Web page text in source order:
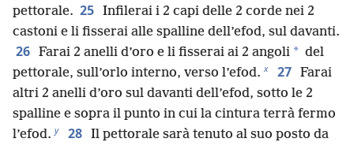
pettorale. 25 Infilerai i 2 capi delle 2 corde nei 2
castoni e li fisserai alle spalline dell’efod, sul davanti.
26 Farai 2 anelli d’oro e li fisserai ai 2 angoli * del
pettorale, sull’orlo interno, verso l’efod. x 27 Farai
altri 2 anelli d’oro sul davanti dell’efod, sotto le 2
spalline e sopra il punto in cui la cintura terrà fermo
l’efod. y 28 Il pettorale sarà tenuto al suo posto da